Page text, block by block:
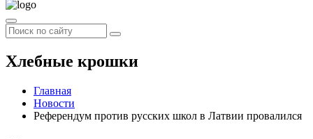
Хлебные крошки
Главная
Новости
Референдум против русских школ в Латвии провалился